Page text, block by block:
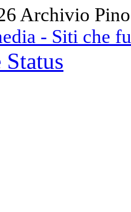
Archivio
- Siti che